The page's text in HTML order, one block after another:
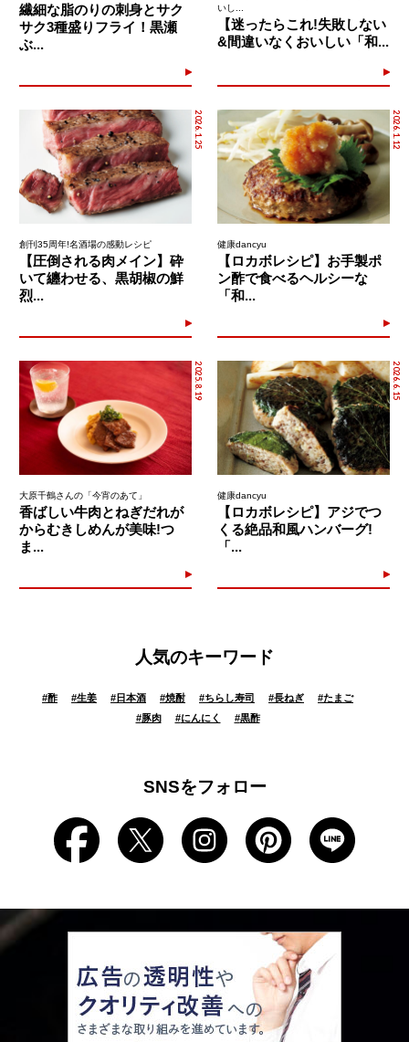
繊細な脂のりの刺身とサク
サク3種盛りフライ！黒瀬
ぶ...
いし...
【迷ったらこれ!失敗しない
&間違いなくおいしい「和...
2026.1.25
創刊35周年!名酒場の感動レシピ
【圧倒される肉メイン】砕
いて纏わせる、黒胡椒の鮮
烈...
2026.1.12
健康dancyu
【ロカボレシピ】お手製ポ
ン酢で食べるヘルシーな
「和...
2025.8.19
大原千鶴さんの「今宵のあて」
香ばしい牛肉とねぎだれが
からむきしめんが美味!つ
ま...
2026.6.15
健康dancyu
【ロカボレシピ】アジでつ
くる絶品和風ハンバーグ!
「...
人気のキーワード
#酢 #生姜 #日本酒 #焼酎 #ちらし寿司 #長ねぎ #たまご
#豚肉 #にんにく #黒酢
SNSをフォロー